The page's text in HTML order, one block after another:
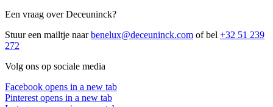
Een vraag over Deceuninck?
Stuur een mailtje naarbenelux@deceuninck.com of bel +32 51 239
272
Volg ons op sociale media
Facebook opens in a new tab
Pinterest opens in a new tab